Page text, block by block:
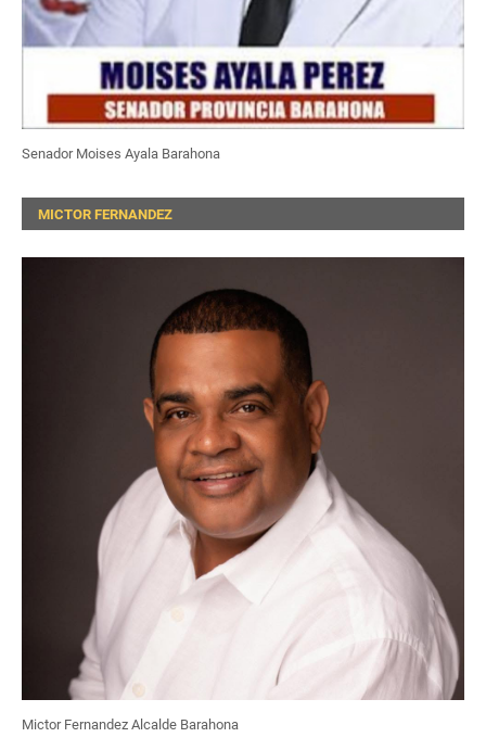
Senador Moises Ayala Barahona
MICTOR FERNANDEZ
Mictor Fernandez Alcalde Barahona